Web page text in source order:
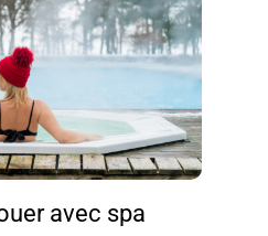
avec spa